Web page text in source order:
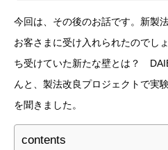
苦労がつきものです
らの要望を受けて、
製造コスト削減に乗
かったのです。（く
今回は、その後のお話です。新製
お客さまに受け入れられたので
ち受けていた新たな壁とは？
んと、製法改良プロジェクトで実
を聞きました。
contents